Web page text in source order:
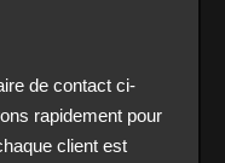
de contact ci-
rapidement pour
client est